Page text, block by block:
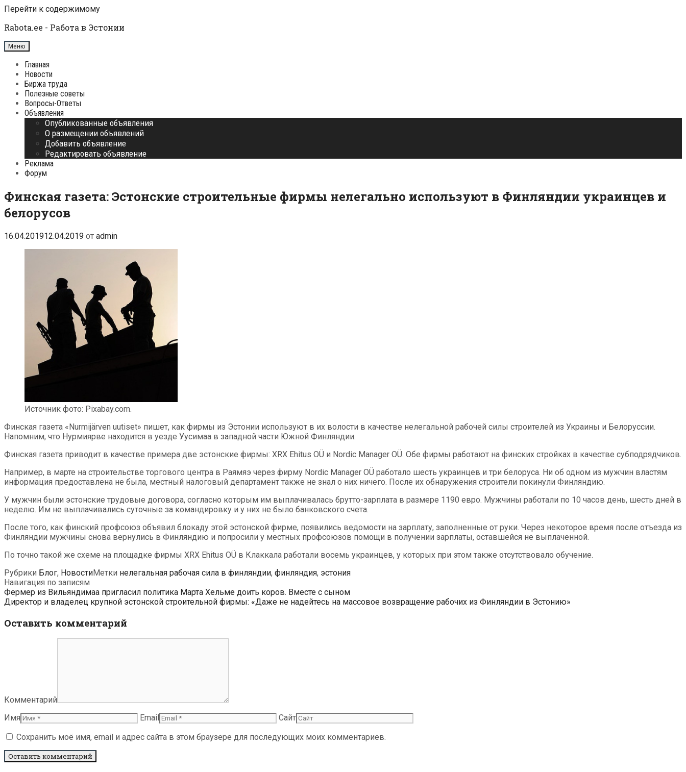
Перейти к содержимому
Rabota.ee - Работа в Эстонии
Меню
Главная
Новости
Биржа труда
Полезные советы
Вопросы-Ответы
Объявления
Опубликованные объявления
О размещении объявлений
Добавить объявление
Редактировать объявление
Реклама
Форум
Финская газета: Эстонские строительные фирмы нелегально используют в Финляндии украинцев и
белорусов
16.04.201912.04.2019 от admin
Источник фото: Pixabay.com.
Финская газета «Nurmijärven uutiset» пишет, как фирмы из Эстонии используют в их волости в качестве нелегальной рабочей силы строителей из Украины и Белоруссии.
Напомним, что Нурмиярве находится в уезде Уусимаа в западной части Южной Финляндии.
Финская газета приводит в качестве примера две эстонские фирмы: XRX Ehitus OÜ и Nordic Manager OÜ. Обе фирмы работают на финских стройках в качестве субподрядчиков.
Например, в марте на строительстве торгового центра в Раямяэ через фирму Nordic Manager OÜ работало шесть украинцев и три белоруса. Ни об одном из мужчин властям
информация предоставлена не была, местный налоговый департамент также не знал о них ничего. После их обнаружения строители покинули Финляндию.
У мужчин были эстонские трудовые договора, согласно которым им выплачивалась брутто-зарплата в размере 1190 евро. Мужчины работали по 10 часов день, шесть дней в
неделю. Им не выплачивались суточные за командировку и у них не было банковского счета.
После того, как финский профсоюз объявил блокаду этой эстонской фирме, появились ведомости на зарплату, заполненные от руки. Через некоторое время после отъезда из
Финляндии мужчины снова вернулись в Финляндию и попросили у местных профсоюзов помощи в получении зарплаты, оставшейся не выплаченной.
По точно такой же схеме на площадке фирмы XRX Ehitus OÜ в Клаккала работали восемь украинцев, у которых при этом также отсутствовало обучение.
Рубрики Блог, НовостиМетки нелегальная рабочая сила в финляндии, финляндия, эстония
Навигация по записям
Фермер из Вильяндимаа пригласил политика Марта Хельме доить коров. Вместе с сыном
Директор и владелец крупной эстонской строительной фирмы: «Даже не надейтесь на массовое возвращение рабочих из Финляндии в Эстонию»
Оставить комментарий
Комментарий
Имя
Email
Сайт
Сохранить моё имя, email и адрес сайта в этом браузере для последующих моих комментариев.